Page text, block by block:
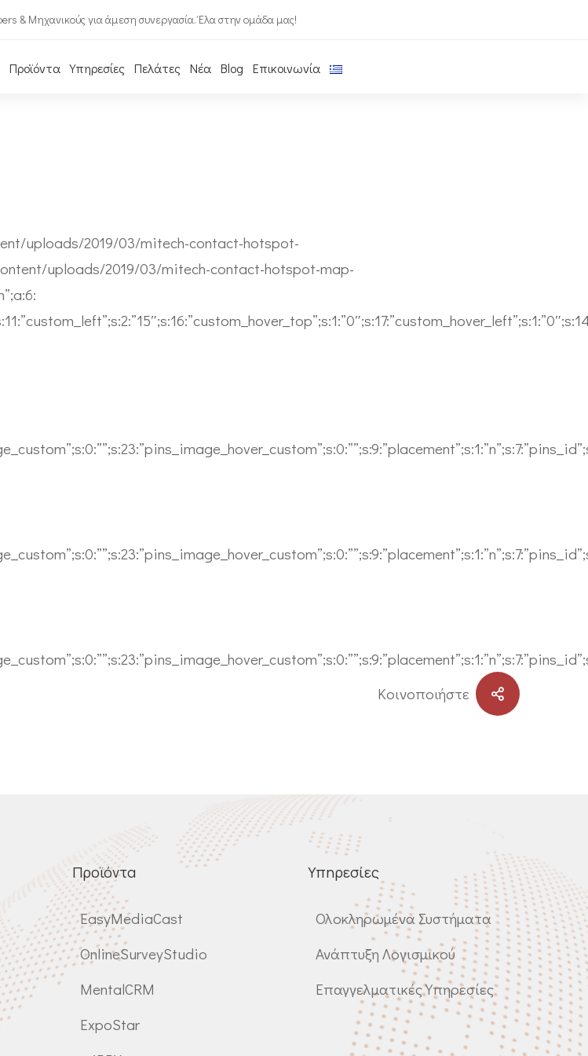
& Μηχανικούς για άμεση συνεργασία. Έλα στην ομάδα μας!
Προϊόντα Υπηρεσίες Πελάτες Νέα Blog Επικοινωνία
uploads/2019/03/mitech-contact-hotspot-
uploads/2019/03/mitech-contact-hotspot-map-
Kοινοποιήστε
Προϊόντα
EasyMediaCast
OnlineSurveyStudio
MentalCRM
ExpoStar
Υπηρεσίες
Ολοκληρωμένα Συστήματα
Ανάπτυξη Λογισμικού
Επαγγελματικές Υπηρεσίες